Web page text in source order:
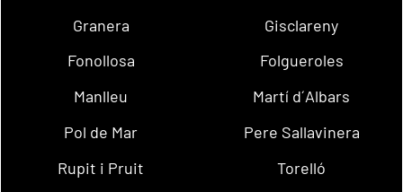
Granera
Gisclareny
Fonollosa
Folgueroles
Manlleu
Martí d´Albars
Pol de Mar
Pere Sallavinera
Rupit i Pruit
Torelló